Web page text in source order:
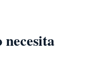
necesita